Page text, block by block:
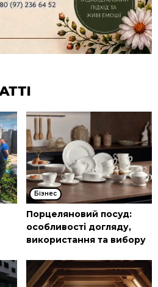
Бізнес
Порцеляновий посуд:
особливості догляду,
використання та вибору